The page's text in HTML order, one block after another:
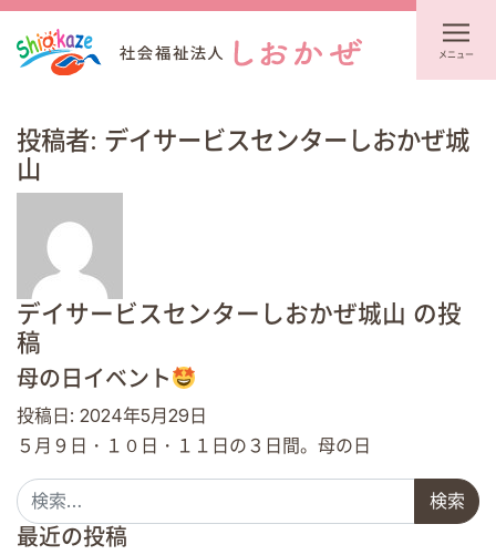
メニュー
投稿者: デイサービスセンターしおかぜ城
山
デイサービスセンターしおかぜ城山 の投
稿
母の日イベント
投稿日: 2024年5月29日
５月９日・１０日・１１日の３日間。母の日
検索:
最近の投稿